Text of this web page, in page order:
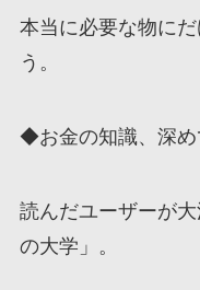
本当に必要な物に
う。
◆お金の知識、深め
読んだユーザーが
の大学」。